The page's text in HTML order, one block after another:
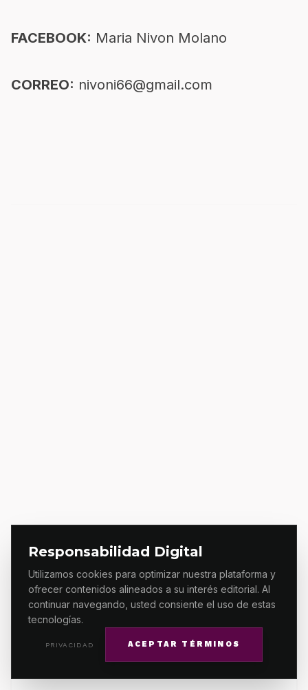
Responsabilidad Digital
Utilizamos cookies para optimizar nuestra plataforma y
ofrecer contenidos alineados a su interés editorial. Al
continuar navegando, usted consiente el uso de estas
tecnologías.
PRIVACIDAD ACEPTAR TÉRMINOS
FACEBOOK: Maria Nivon Molano
CORREO: nivoni66@gmail.com
Primera Línea